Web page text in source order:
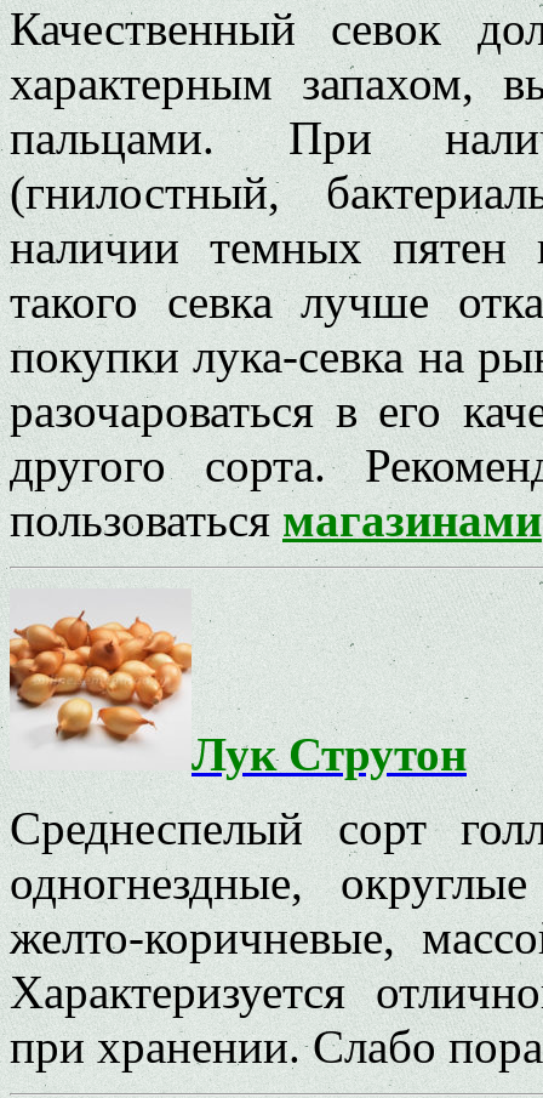
Качественный севок
характерным запахом,
пальцами. При
(гнилостный,
наличии темных
такого севка лучше
покупки лука-севка на
разочароваться в его
другого сорта.
пользоваться магазинами
Лук Струтон
Среднеспелый сорт
одногнездные,
желто-коричневые,
Характеризуется
при хранении. Слабо